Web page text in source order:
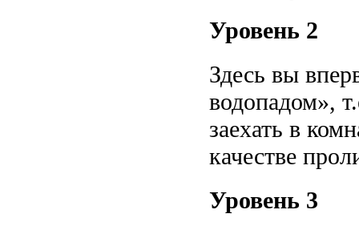
Уровень 2
Здесь вы
водопадом»,
заехать в
качестве
Уровень 3